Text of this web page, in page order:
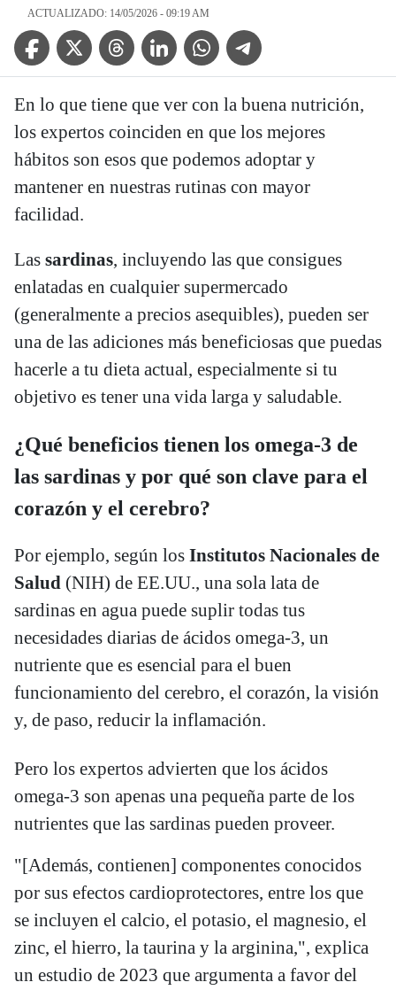
ACTUALIZADO: 14/05/2026 - 09:19 AM
Facebook IconTwitter IconThreads IconLinkedin IconWhatsApp IconTelegram Icon
En lo que tiene que ver con la buena nutrición,
los expertos coinciden en que los mejores
hábitos son esos que podemos adoptar y
mantener en nuestras rutinas con mayor
facilidad.
Las sardinas, incluyendo las que consigues
enlatadas en cualquier supermercado
(generalmente a precios asequibles), pueden ser
una de las adiciones más beneficiosas que puedas
hacerle a tu dieta actual, especialmente si tu
objetivo es tener una vida larga y saludable.
¿Qué beneficios tienen los omega-3 de
las sardinas y por qué son clave para el
corazón y el cerebro?
Por ejemplo, según los Institutos Nacionales de
Salud (NIH) de EE.UU., una sola lata de
sardinas en agua puede suplir todas tus
necesidades diarias de ácidos omega-3, un
nutriente que es esencial para el buen
funcionamiento del cerebro, el corazón, la visión
y, de paso, reducir la inflamación.
Pero los expertos advierten que los ácidos
omega-3 son apenas una pequeña parte de los
nutrientes que las sardinas pueden proveer.
"[Además, contienen] componentes conocidos
por sus efectos cardioprotectores, entre los que
se incluyen el calcio, el potasio, el magnesio, el
zinc, el hierro, la taurina y la arginina,", explica
un estudio de 2023 que argumenta a favor del